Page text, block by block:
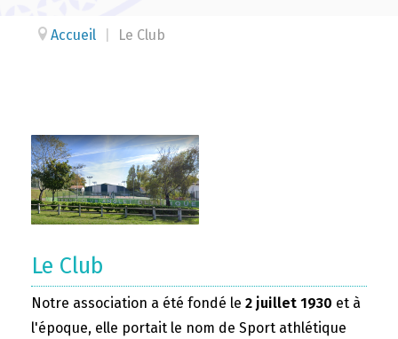
Accueil Le Club
Le Club
Notre association a été fondé le 2 juillet 1930 et à
l'époque, elle portait le nom de Sport athlétique